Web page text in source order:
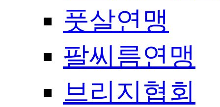
풋살연맹
팔씨름연맹
브리지협회